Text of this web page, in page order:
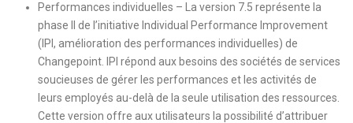
Performances individuelles – La version 7.5 représente la
phase II de l’initiative Individual Performance Improvement
(IPI, amélioration des performances individuelles) de
Changepoint. IPI répond aux besoins des sociétés de services
soucieuses de gérer les performances et les activités de
leurs employés au-delà de la seule utilisation des ressources.
Cette version offre aux utilisateurs la possibilité d’attribuer